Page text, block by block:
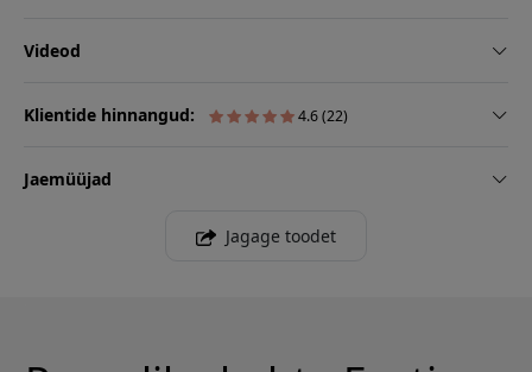
Videod
Klientide hinnangud: 4.6 (22)
Jaemüüjad
Jagage toodet